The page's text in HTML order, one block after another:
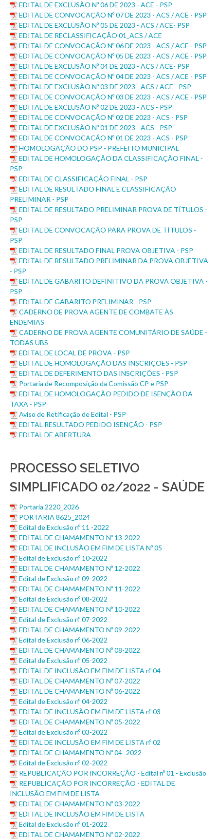
EDITAL DE EXCLUSÃO Nº 06 DE 2023 - ACE - PSP
EDITAL DE CONVOCAÇÃO Nº 07 DE 2023 - ACS / ACE - PSP
EDITAL DE EXCLUSÃO Nº 05 DE 2023 - ACS / ACE- PSP
EDITAL DE RECLASSIFICAÇÃO 01_ACS / ACE
EDITAL DE CONVOCAÇÃO Nº 06 DE 2023 - ACS / ACE - PSP
EDITAL DE CONVOCAÇÃO Nº 05 DE 2023 - ACS / ACE - PSP
EDITAL DE EXCLUSÃO Nº 04 DE 2023 - ACS / ACE- PSP
EDITAL DE CONVOCAÇÃO Nº 04 DE 2023 - ACS / ACE - PSP
EDITAL DE EXCLUSÃO Nº 03 DE 2023 - ACS / ACE - PSP
EDITAL DE CONVOCAÇÃO Nº 03 DE 2023 - ACS / ACE - PSP
EDITAL DE EXCLUSÃO Nº 02 DE 2023 - ACS - PSP
EDITAL DE CONVOCAÇÃO Nº 02 DE 2023 - ACS - PSP
EDITAL DE EXCLUSÃO Nº 01 DE 2023 - ACS - PSP
EDITAL DE CONVOCAÇÃO Nº 01 DE 2023 - ACS - PSP
HOMOLOGAÇÃO DO PSP - PREFEITO MUNICIPAL
EDITAL DE HOMOLOGAÇÃO DA CLASSIFICAÇÃO FINAL -
PSP
EDITAL DE CLASSIFICAÇÃO FINAL - PSP
EDITAL DE RESULTADO FINAL E CLASSIFICAÇÃO
PRELIMINAR - PSP
EDITAL DE RESULTADO PRELIMINAR PROVA DE TÍTULOS -
PSP
EDITAL DE CONVOCAÇÃO PARA PROVA DE TÍTULOS -
PSP
EDITAL DE RESULTADO FINAL PROVA OBJETIVA - PSP
EDITAL DE RESULTADO PRELIMINAR DA PROVA OBJETIVA
- PSP
EDITAL DE GABARITO DEFINITIVO DA PROVA OBJETIVA -
PSP
EDITAL DE GABARITO PRELIMINAR - PSP
CADERNO DE PROVA AGENTE DE COMBATE ÀS
ENDEMIAS
CADERNO DE PROVA AGENTE COMUNITÁRIO DE SAÚDE -
TODAS UBS
EDITAL DE LOCAL DE PROVA - PSP
EDITAL DE HOMOLOGAÇÃO DAS INSCRIÇÕES - PSP
EDITAL DE DEFERIMENTO DAS INSCRIÇÕES - PSP
Portaria de Recomposição da Comissão CP e PSP
EDITAL DE HOMOLOGAÇÃO PEDIDO DE ISENÇÃO DA
TAXA - PSP
Aviso de Retificação de Edital - PSP
EDITAL RESULTADO PEDIDO ISENÇÃO - PSP
EDITAL DE ABERTURA
PROCESSO SELETIVO
SIMPLIFICADO 02/2022 - SAÚDE
Portaria 2220_2026
PORTARIA 8625_2024
Edital de Exclusão nº 11 -2022
EDITAL DE CHAMAMENTO Nº 13-2022
EDITAL DE INCLUSÃO EM FIM DE LISTA Nº 05
Edital de Exclusão nº 10-2022
EDITAL DE CHAMAMENTO Nº 12-2022
Edital de Exclusão nº 09-2022
EDITAL DE CHAMAMENTO Nº 11-2022
Edital de Exclusão nº 08-2022
EDITAL DE CHAMAMENTO Nº 10-2022
Edital de Exclusão nº 07-2022
EDITAL DE CHAMAMENTO Nº 09-2022
Edital de Exclusão nº 06-2022
EDITAL DE CHAMAMENTO Nº 08-2022
Edital de Exclusão nº 05-2022
EDITAL DE INCLUSÃO EM FIM DE LISTA nº 04
EDITAL DE CHAMAMENTO Nº 07-2022
EDITAL DE CHAMAMENTO Nº 06-2022
Edital de Exclusão nº 04-2022
EDITAL DE INCLUSÃO EM FIM DE LISTA nº 03
EDITAL DE CHAMAMENTO Nº 05-2022
Edital de Exclusão nº 03-2022
EDITAL DE INCLUSÃO EM FIM DE LISTA nº 02
EDITAL DE CHAMAMENTO Nº 04 -2022
Edital de Exclusão nº 02-2022
REPUBLICAÇÃO POR INCORREÇÃO - Edital nº 01 - Exclusão
REPUBLICAÇÃO POR INCORREÇÃO - EDITAL DE
INCLUSÃO EM FIM DE LISTA
EDITAL DE CHAMAMENTO Nº 03-2022
EDITAL DE INCLUSÃO EM FIM DE LISTA
Edital de Exclusão nº 01-2022
EDITAL DE CHAMAMENTO Nº 02-2022